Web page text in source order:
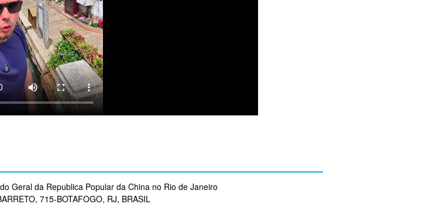
Geral da Republica Popular da China no Rio de Janeiro
715-BOTAFOGO, RJ, BRASIL